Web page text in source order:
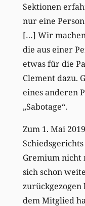
Sektionen
nur eine
[…] Wir
die aus einer
etwas für die
Clement dazu.
eines anderen
„Sabotage“.
Zum 1. Mai
Gremium nicht
sich schon
zurückgezogen
dem Mitglied